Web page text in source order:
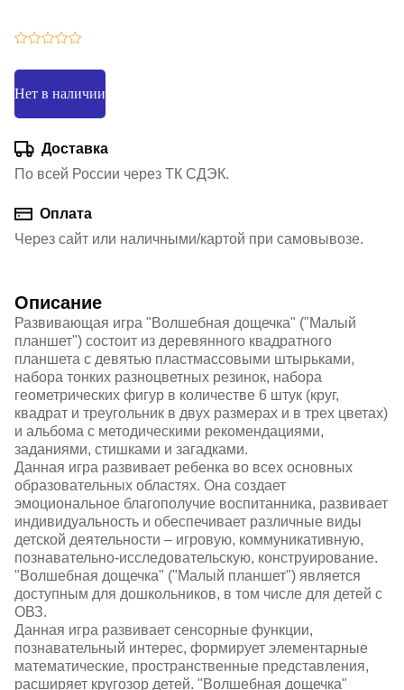
Нет в наличии
Доставка
По всей России через ТК СДЭК.
Оплата
Через сайт или наличными/картой при самовывозе.
Описание
Развивающая игра "Волшебная дощечка" ("Малый
планшет") состоит из деревянного квадратного
планшета с девятью пластмассовыми штырьками,
набора тонких разноцветных резинок, набора
геометрических фигур в количестве 6 штук (круг,
квадрат и треугольник в двух размерах и в трех цветах)
и альбома с методическими рекомендациями,
заданиями, стишками и загадками.
Данная игра развивает ребенка во всех основных
образовательных областях. Она создает
эмоциональное благополучие воспитанника, развивает
индивидуальность и обеспечивает различные виды
детской деятельности – игровую, коммуникативную,
познавательно-исследовательскую, конструирование.
"Волшебная дощечка" ("Малый планшет") является
доступным для дошкольников, в том числе для детей с
ОВЗ.
Данная игра развивает сенсорные функции,
познавательный интерес, формирует элементарные
математические, пространственные представления,
расширяет кругозор детей. "Волшебная дощечка"